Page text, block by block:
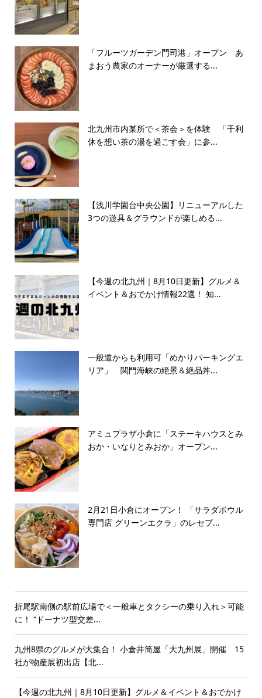
「フルーツガーデン門司港」オープン あ
まおう農家のオーナーが厳選する...
北九州市内某所で＜茶会＞を体験 「千利
休を想い茶の湯を過ごす会」に参...
【浅川学園台中央公園】リニューアルした
3つの遊具＆グラウンドが楽しめる...
【今週の北九州｜8月10日更新】グルメ＆
イベント＆おでかけ情報22選！ 知...
一般道からも利用可「めかりパーキングエ
リア」 関門海峡の絶景＆絶品丼...
アミュプラザ小倉に「ステーキハウスとみ
おか・いなりとみおか」オープン...
2月21日小倉にオープン！ 「サラダボウル
専門店 グリーンエクラ」のレセプ...
折尾駅南側の駅前広場で＜一般車とタクシーの乗り入れ＞可能
に！ “ドーナツ型交差...
九州8県のグルメが大集合！ 小倉井筒屋「大九州展」開催 15
社が物産展初出店【北...
【今週の北九州｜8月10日更新】グルメ＆イベント＆おでかけ